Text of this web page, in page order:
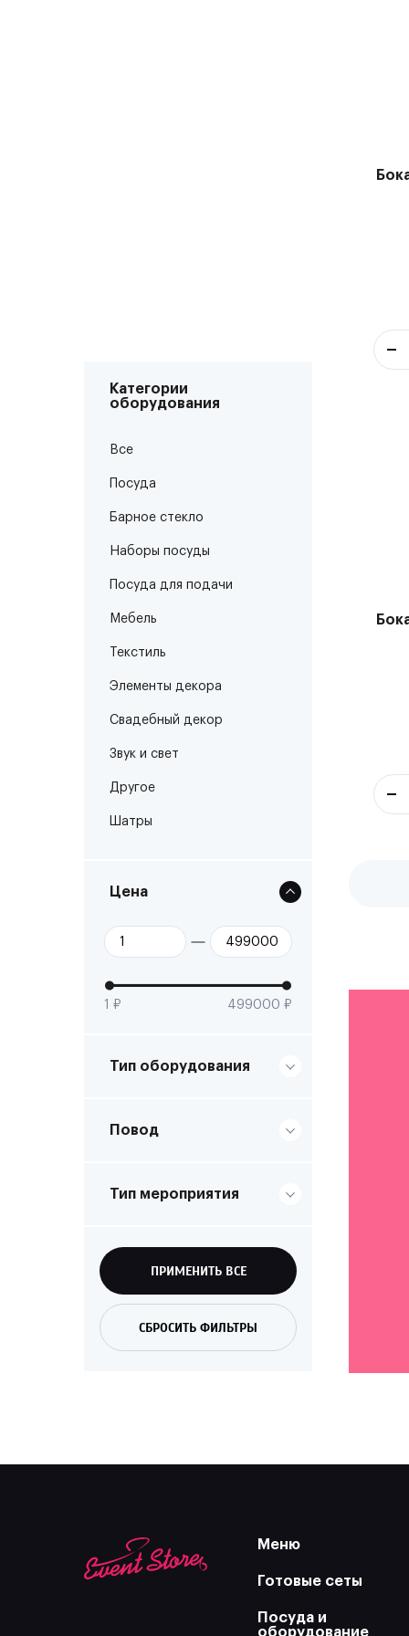
Категории
оборудования
Все
Посуда
Барное стекло
Наборы посуды
Посуда для подачи
Мебель
Текстиль
Элементы декора
Свадебный декор
Звук и свет
Другое
Шатры
Цена
1 ₽ 499000 ₽
Тип оборудования
Повод
Тип мероприятия
ПРИМЕНИТЬ ВСЕ
СБРОСИТЬ ФИЛЬТРЫ
Меню
Готовые сеты
Посуда и
оборудование